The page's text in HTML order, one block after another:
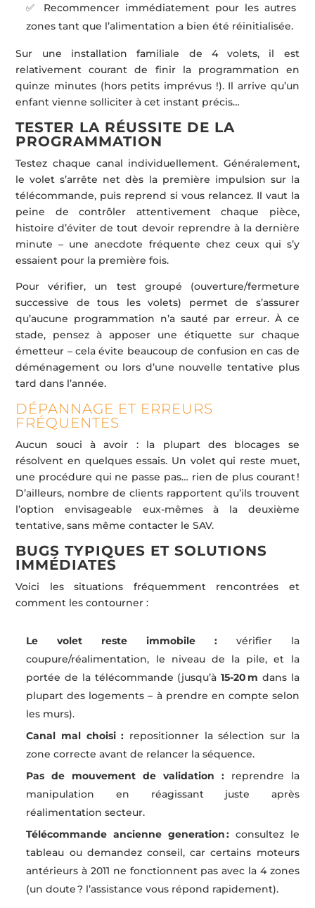
✅ Recommencer immédiatement pour les autres
zones tant que l’alimentation a bien été réinitialisée.
Sur une installation familiale de 4 volets, il est
relativement courant de finir la programmation en
quinze minutes (hors petits imprévus !). Il arrive qu’un
enfant vienne solliciter à cet instant précis…
TESTER LA RÉUSSITE DE LA
PROGRAMMATION
Testez chaque canal individuellement. Généralement,
le volet s’arrête net dès la première impulsion sur la
télécommande, puis reprend si vous relancez. Il vaut la
peine de contrôler attentivement chaque pièce,
histoire d’éviter de tout devoir reprendre à la dernière
minute – une anecdote fréquente chez ceux qui s’y
essaient pour la première fois.
Pour vérifier, un test groupé (ouverture/fermeture
successive de tous les volets) permet de s’assurer
qu’aucune programmation n’a sauté par erreur. À ce
stade, pensez à apposer une étiquette sur chaque
émetteur – cela évite beaucoup de confusion en cas de
déménagement ou lors d’une nouvelle tentative plus
tard dans l’année.
DÉPANNAGE ET ERREURS
FRÉQUENTES
Aucun souci à avoir : la plupart des blocages se
résolvent en quelques essais. Un volet qui reste muet,
une procédure qui ne passe pas… rien de plus courant !
D’ailleurs, nombre de clients rapportent qu’ils trouvent
l’option envisageable eux-mêmes à la deuxième
tentative, sans même contacter le SAV.
BUGS TYPIQUES ET SOLUTIONS
IMMÉDIATES
Voici les situations fréquemment rencontrées et
comment les contourner :
Le volet reste immobile :vérifier la
coupure/réalimentation, le niveau de la pile, et la
portée de la télécommande (jusqu’à15-20 m dans la
plupart des logements – à prendre en compte selon
les murs).
Canal mal choisi : repositionner la sélection sur la
zone correcte avant de relancer la séquence.
Pas de mouvement de validation :reprendre la
manipulation en réagissant juste après
réalimentation secteur.
Télécommande ancienne generation : consultez le
tableau ou demandez conseil, car certains moteurs
antérieurs à 2011 ne fonctionnent pas avec la 4 zones
(un doute ? l’assistance vous répond rapidement).